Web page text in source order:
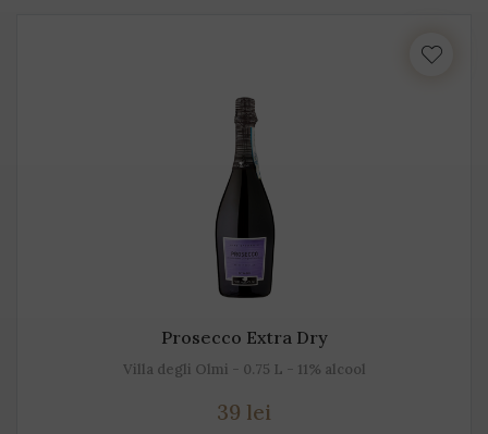
Prosecco Extra Dry
Villa degli Olmi - 0.75 L - 11% alcool
39 lei